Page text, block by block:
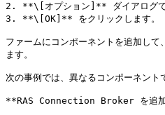
2. **\[オプション]** ダイアログで、
3. **\[OK]** をクリックします。
ファームにコンポーネントを追加し
ます。
次の事例では、異なるコンポーネント
**RAS Connection Broker を追